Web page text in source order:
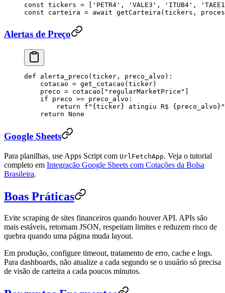
const tickers = [ ' PETR4 ' , ' VALE3 ' , ' ITUB4 ' , '
const carteira = await getCarteira (tickers ,
Alertas de Preço
def alerta_preco ( ticker , preco_alvo ):
    cotacao
= get_cotacao(ticker)
    preco
= cotacao[ " regularMarketPrice "
    if
preco >= preco_alvo:
        return
f " { ticker} atingiu R$ { preco_alvo } "
    return
None
Google Sheets
Para planilhas, use Apps Script com UrlFetchApp. Veja o tutorial
completo em Integração Google Sheets com Cotações da Bolsa
Brasileira.
Boas Práticas
Evite scraping de sites financeiros quando houver API. APIs são
mais estáveis, retornam JSON, respeitam limites e reduzem risco de
quebra quando uma página muda layout.
Em produção, configure timeout, tratamento de erro, cache e logs.
Para dashboards, não atualize a cada segundo se o usuário só precisa
de visão de carteira a cada poucos minutos.